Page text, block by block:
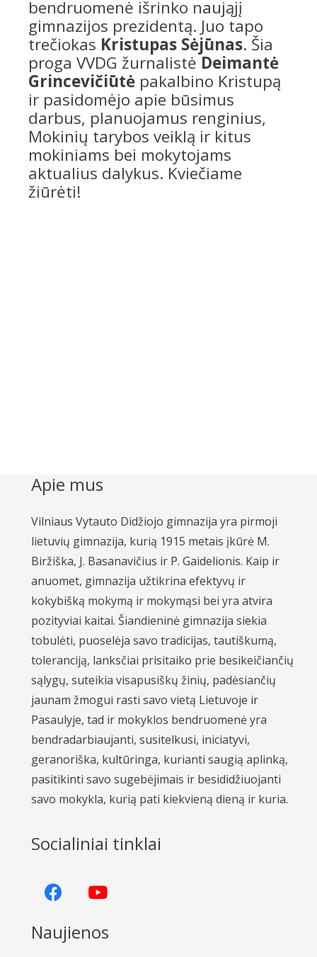
bendruomenė išrinko naująjį
gimnazijos prezidentą. Juo tapo
trečiokas Kristupas Sėjūnas. Šia
proga VVDG žurnalistė Deimantė
Grincevičiūtė pakalbino Kristupą
ir pasidomėjo apie būsimus
darbus, planuojamus renginius,
Mokinių tarybos veiklą ir kitus
mokiniams bei mokytojams
aktualius dalykus. Kviečiame
žiūrėti!
Apie mus
Vilniaus Vytauto Didžiojo gimnazija yra pirmoji
lietuvių gimnazija, kurią 1915 metais įkūrė M.
Biržiška, J. Basanavičius ir P. Gaidelionis. Kaip ir
anuomet, gimnazija užtikrina efektyvų ir
kokybišką mokymą ir mokymąsi bei yra atvira
pozityviai kaitai. Šiandieninė gimnazija siekia
tobulėti, puoselėja savo tradicijas, tautiškumą,
toleranciją, lanksčiai prisitaiko prie besikeičiančių
sąlygų, suteikia visapusiškų žinių, padėsiančių
jaunam žmogui rasti savo vietą Lietuvoje ir
Pasaulyje, tad ir mokyklos bendruomenė yra
bendradarbiaujanti, susitelkusi, iniciatyvi,
geranoriška, kultūringa, kurianti saugią aplinką,
pasitikinti savo sugebėjimais ir besididžiuojanti
savo mokykla, kurią pati kiekvieną dieną ir kuria.
Socialiniai tinklai
Naujienos